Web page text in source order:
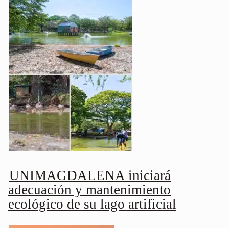
UNIMAGDALENA iniciará
adecuación y mantenimiento
ecológico de su lago artificial